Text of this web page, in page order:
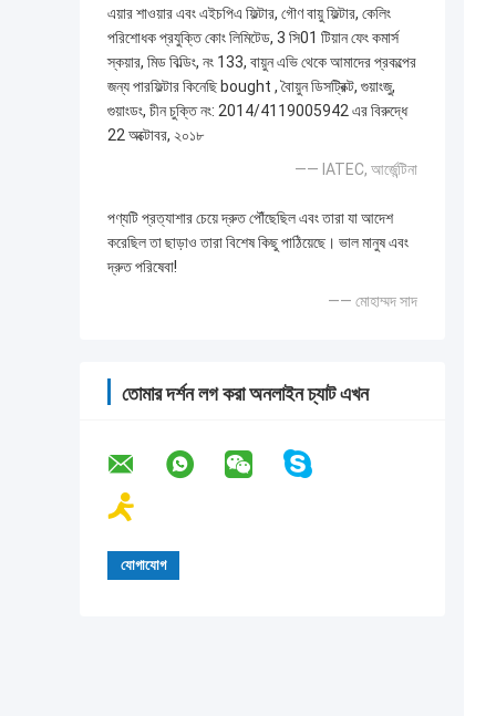
এয়ার শাওয়ার এবং এইচপিএ ফিল্টার, গৌণ বায়ু ফিল্টার, কেলিং
পরিশোধক প্রযুক্তি কোং লিমিটেড, 3 সি01 টিয়ান ফেং কমার্স
স্কয়ার, মিড বিল্ডিং, নং 133, বায়ুন এভি থেকে আমাদের প্রকল্পের
জন্য পারফিল্টার কিনেছি bought , বৈায়ুন ডিসট্রিক্ট, গুয়াংজু,
গুয়াংডং, চীন চুক্তি নং: 2014/4119005942 এর বিরুদ্ধে
22 অক্টোবর, ২০১৮
—— IATEC, আর্জেন্টিনা
পণ্যটি প্রত্যাশার চেয়ে দ্রুত পৌঁছেছিল এবং তারা যা আদেশ
করেছিল তা ছাড়াও তারা বিশেষ কিছু পাঠিয়েছে। ভাল মানুষ এবং
দ্রুত পরিষেবা!
—— মোহাম্মদ সাদ
তোমার দর্শন লগ করা অনলাইন চ্যাট এখন